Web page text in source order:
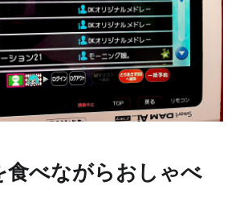
食べながらおしゃべ